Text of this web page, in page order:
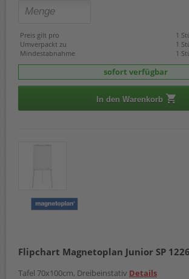
Preis gilt pro
1
Umverpackt zu
1
Mindestabnahme
1
sofort verfügbar
In den Warenkorb
Flipchart Magnetoplan Junior SP
Tafel 70x100cm, Dreibeinstativ Details